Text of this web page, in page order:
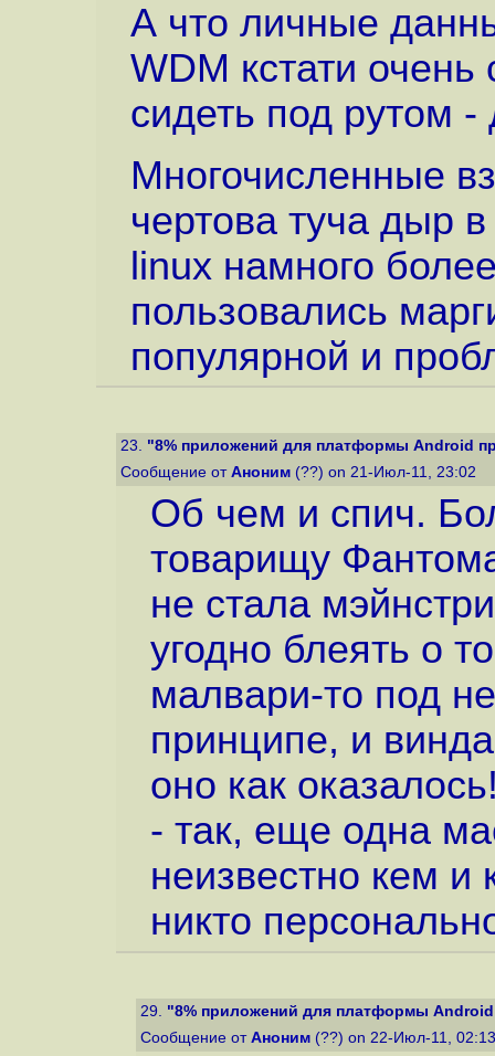
А что личные
WDM кстати
сидеть под рутом
Многочисленные
чертова туча дыр
linux намного
пользовались
популярной и
23. "8% приложений для платформы Android
Сообщение от Аноним (??) on 21-Июл-11, 23:02
Об чем и спич.
товарищу
не стала
угодно блеять о
малвари-то под
принципе, и
оно как
- так, еще одна
неизвестно кем и
никто
29. "8% приложений для платформы Android
Сообщение от Аноним (??) on 22-Июл-11,